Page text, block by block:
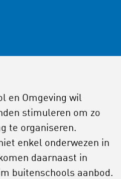
en Omgeving wil
stimuleren om zo
te organiseren.
enkel onderwezen in
daarnaast in
buitenschools aanbod.